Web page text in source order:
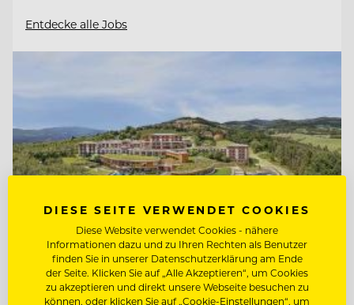
Entdecke alle Jobs
TOP ARBEITGEBER
DIESE SEITE VERWENDET COOKIES
Diese Website verwendet Cookies - nähere
Informationen dazu und zu Ihren Rechten als Benutzer
finden Sie in unserer Datenschutzerklärung am Ende
der Seite. Klicken Sie auf „Alle Akzeptieren“, um Cookies
zu akzeptieren und direkt unsere Webseite besuchen zu
können, oder klicken Sie auf „Cookie-Einstellungen“, um